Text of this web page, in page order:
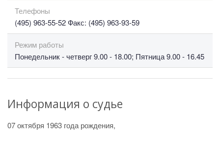
Телефоны
(495) 963-55-52 Факс: (495) 963-93-59
Режим работы
Понедельник - четверг 9.00 - 18.00; Пятница 9.00 - 16.45
Информация о судье
07 октября 1963 года рождения,